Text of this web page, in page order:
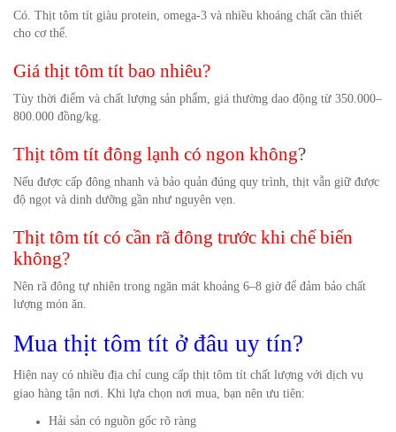
Có. Thịt tôm tít giàu protein, omega-3 và nhiều khoáng chất cần thiết
cho cơ thể.
Giá thịt tôm tít bao nhiêu?
Tùy thời điểm và chất lượng sản phẩm, giá thường dao động từ 350.000–
800.000 đồng/kg.
Thịt tôm tít đông lạnh có ngon không?
Nếu được cấp đông nhanh và bảo quản đúng quy trình, thịt vẫn giữ được
độ ngọt và dinh dưỡng gần như nguyên vẹn.
Thịt tôm tít có cần rã đông trước khi chế biến
không?
Nên rã đông tự nhiên trong ngăn mát khoảng 6–8 giờ để đảm bảo chất
lượng món ăn.
Mua thịt tôm tít ở đâu uy tín?
Hiện nay có nhiều địa chỉ cung cấp thịt tôm tít chất lượng với dịch vụ
giao hàng tận nơi. Khi lựa chọn nơi mua, bạn nên ưu tiên:
Hải sản có nguồn gốc rõ ràng